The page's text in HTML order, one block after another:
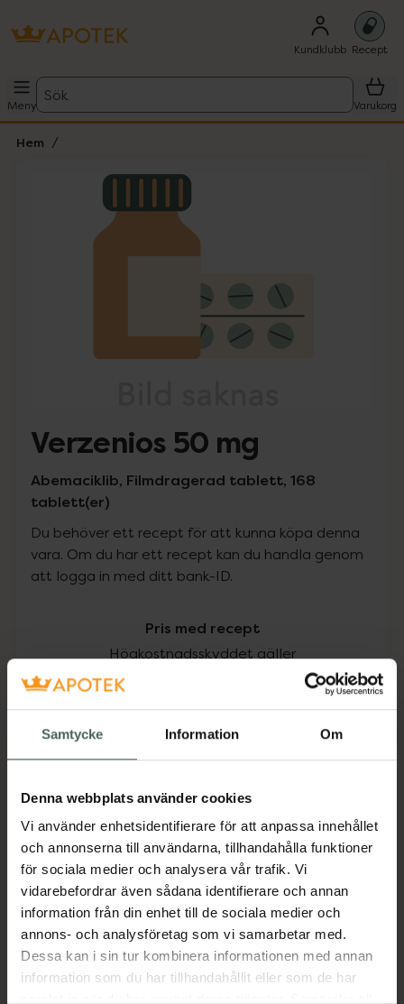
Samtycke Information Om
Denna webbplats använder cookies
Vi använder enhetsidentifierare för att anpassa innehållet
och annonserna till användarna, tillhandahålla funktioner
för sociala medier och analysera vår trafik. Vi
vidarebefordrar även sådana identifierare och annan
information från din enhet till de sociala medier och
annons- och analysföretag som vi samarbetar med.
Dessa kan i sin tur kombinera informationen med annan
information som du har tillhandahållit eller som de har
Kundklubb Recept
Meny
Sök
Varukorg
Hem
Lista: . Innehåller 1 objekt.
Verzenios 50 mg
Abemaciklib, Filmdragerad tablett, 168
tablett(er)
Du behöver ett recept för att kunna köpa denna
vara. Om du har ett recept kan du handla genom
att logga in med ditt bank-ID.
Pris med recept
Högkostnadsskyddet gäller
65092,96 kr
I apotek:65092,96 kr
Aktuella erbjudanden
Beskrivning Dölj
EAN:17331009009528